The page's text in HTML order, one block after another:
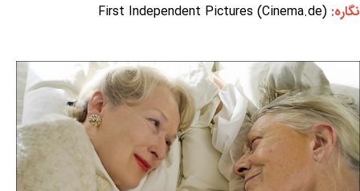
نگاره: First Independent Pictures (Cinema.de)